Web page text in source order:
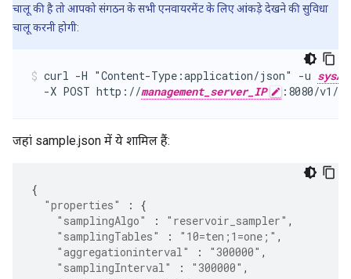
चालू की है तो आपको संगठन के सभी एनवायरमेंट के लिए आंकड़े देखने की सुविधा
चालू करनी होगी:
curl -H "Content-Type:application/json" -u
  -X POST http://
management_server_IP :8080/v1/
जहां sample.json में ये शामिल हैं:
{
"properties"
:
{
"samplingAlgo"
: "reservoir_sampler" ,
"samplingTables"
: "10=ten;1=one;" ,
"aggregationinterval"
: "300000" ,
"samplingInterval"
: "300000" ,